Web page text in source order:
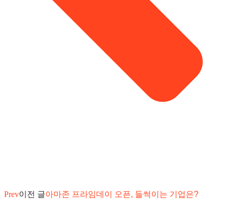
Prev이전 글아마존 프라임데이 오픈, 들썩이는 기업은?